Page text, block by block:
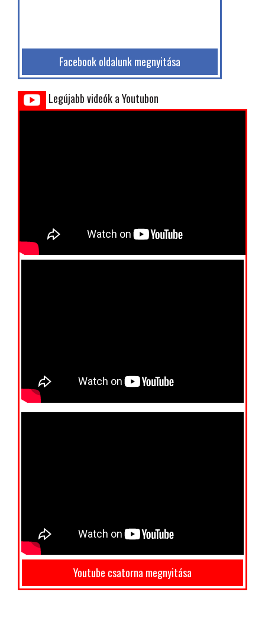
Facebook oldalunk megnyitása
Legújabb videók a Youtubon
Youtube csatorna megnyitása